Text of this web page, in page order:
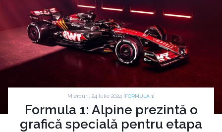
Miercuri, 24 Iulie 2024 | FORMULA 1
Formula 1: Alpine prezintă o
grafică specială pentru etapa